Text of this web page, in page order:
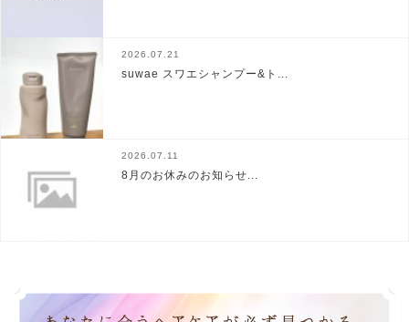
2026.07.21
suwae スワエシャンプー&ト...
2026.07.11
8月のお休みのお知らせ...